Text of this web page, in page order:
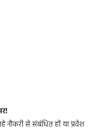
नौकरी से संबंधित हों या प्रवेश